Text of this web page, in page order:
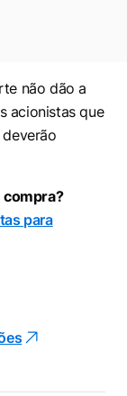
não dão a
acionistas que
compra?
para